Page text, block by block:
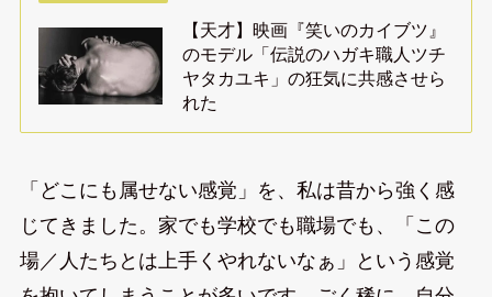
【天才】映画『笑いのカイブツ』
のモデル「伝説のハガキ職人ツチ
ヤタカユキ」の狂気に共感させら
れた
「どこにも属せない感覚」を、私は昔から強く感
じてきました。家でも学校でも職場でも、「この
場／人たちとは上手くやれないなぁ」という感覚